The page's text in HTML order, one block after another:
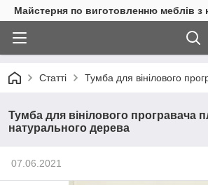
Майстерня по виготовленню меблів
Статті Тумба для вінілового
Тумба для вінілового програвача
натурального дерева
07.06.2021